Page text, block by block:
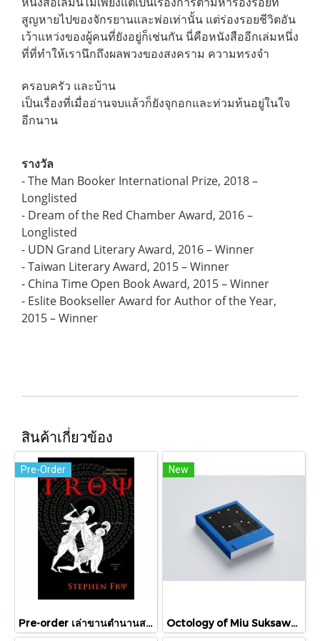
สูญหายไปของจักรยานและพ่อเท่านั้น แต่ร่องรอยชีวิตอัน
เว้าแหว่งของผู้คนที่ยังอยู่ก็เช่นกัน นี่คือหนังสืออีกเล่มหนึ่ง
ที่ที่ทำให้เรานึกถึงผลพวงของสงคราม ความทรงจำ
ครอบครัว และบ้าน
เป็นเรื่องที่เมื่ออ่านจบแล้วก็ยังจุกอกและท่วมท้นอยู่ในใจ
อีกนาน
รางวัล
- The Man Booker International Prize, 2018 –
Longlisted
- Dream of the Red Chamber Award, 2016 –
Longlisted
- UDN Grand Literary Award, 2016 – Winner
- Taiwan Literary Award, 2015 – Winner
- China Time Open Book Award, 2015 – Winner
- Eslite Bookseller Award for Author of the Year,
2015 – Winner
สินค้าเกี่ยวข้อง
Pre-Order
Pre-order เล่าขานตำนานสงครามกรุงทรอย Troy / Stephen Fry / อรสิริ พลเดช / สารคดี
New
Octology of Miu Suksawat / ภู่มณี ศิริพรไพบูลย์ / สำนักพิมพ์ตำหนัก